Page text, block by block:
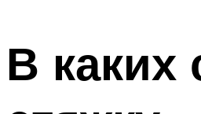
В каких